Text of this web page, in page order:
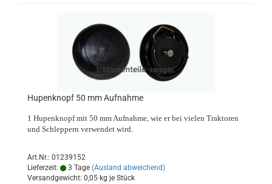
Hupenknopf 50 mm Aufnahme
1 Hupenknopf mit 50 mm Aufnahme, wie er bei vielen Traktoren
und Schleppern verwendet wird.
Art.Nr.: 01239152
Lieferzeit:
3 Tage (Ausland abweichend)
Versandgewicht: 0,05 kg je Stück